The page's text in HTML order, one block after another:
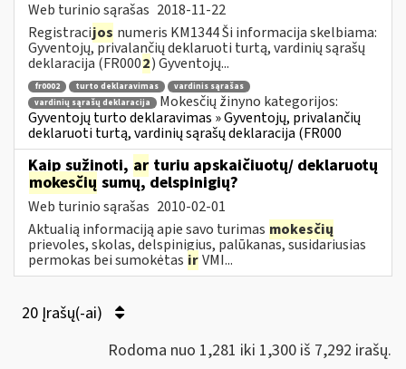
Web turinio sąrašas 2018-11-22
Registracijos numeris KM1344 Ši informacija skelbiama:
Gyventojų, privalančių deklaruoti turtą, vardinių sąrašų
deklaracija (FR0002) Gyventojų...
fr0002 turto deklaravimas
vardinis sąrašas
vardinių sąrašų deklaracija
Mokesčių žinyno kategorijos:
Gyventojų turto deklaravimas » Gyventojų, privalančių
deklaruoti turtą, vardinių sąrašų deklaracija (FR000
Kaip sužinoti, ar turiu apskaičiuotų/ deklaruotų
mokesčių sumų, delspinigių?
Web turinio sąrašas 2010-02-01
Aktualią informaciją apie savo turimas mokesčių
prievoles, skolas, delspinigius, palūkanas, susidariusias
permokas bei sumokėtas irVMI...
20 Įrašų(-ai)
Rodoma nuo 1,281 iki 1,300 iš 7,292 irašų.